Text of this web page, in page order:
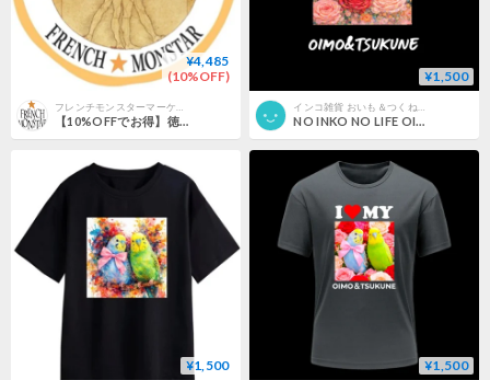
¥4,485
(10%OFF)
フレンチモンスターマーケット
【10%OFFでお得】徳島バスクチーズケーキ 全５種類
¥1,500
インコ雑貨 おいも＆つくねSHOP
NO INKO NO LIFE OIMO & TSUKUNE ビッグシルエットTシャツ（公式）
¥1,500 ¥1,500